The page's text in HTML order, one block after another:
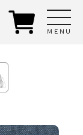
ＭＥＮＵ